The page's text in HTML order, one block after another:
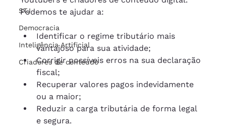
STJ
Democracia
Inteligência Artificial
Criadores de conteúdo
Podemos te ajudar a:
Identificar o regime tributário mais
vantajoso para sua atividade;
Corrigir possíveis erros na sua declaração
fiscal;
Recuperar valores pagos indevidamente
ou a maior;
Reduzir a carga tributária de forma legal
e segura.